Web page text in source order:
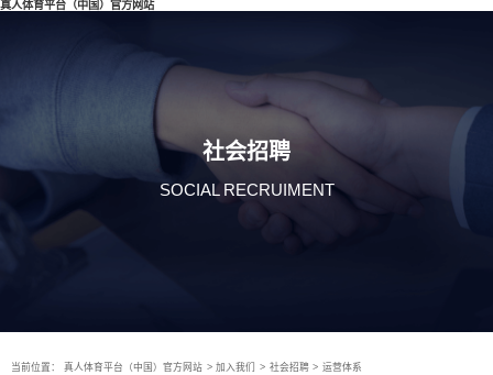
真人体育平台（中国）官方网站
社会招聘
SOCIAL RECRUIMENT
当前位置： 真人体育平台（中国）官方网站 > 加入我们 > 社会招聘 > 运营体系